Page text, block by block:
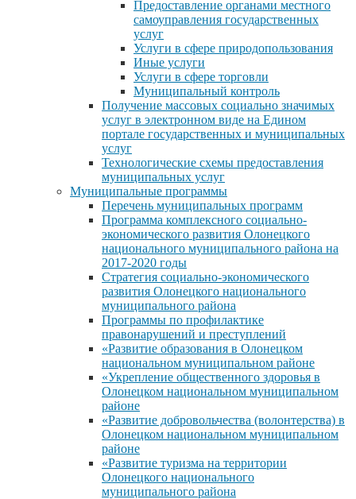
Предоставление органами местного
самоуправления государственных
услуг
Услуги в сфере природопользования
Иные услуги
Услуги в сфере торговли
Муниципальный контроль
Получение массовых социально значимых
услуг в электронном виде на Едином
портале государственных и муниципальных
услуг
Технологические схемы предоставления
муниципальных услуг
Муниципальные программы
Перечень муниципальных программ
Программа комплексного социально-
экономического развития Олонецкого
национального муниципального района на
2017-2020 годы
Стратегия социально-экономического
развития Олонецкого национального
муниципального района
Программы по профилактике
правонарушений и преступлений
«Развитие образования в Олонецком
национальном муниципальном районе
«Укрепление общественного здоровья в
Олонецком национальном муниципальном
районе
«Развитие добровольчества (волонтерства) в
Олонецком национальном муниципальном
районе
«Развитие туризма на территории
Олонецкого национального
муниципального района